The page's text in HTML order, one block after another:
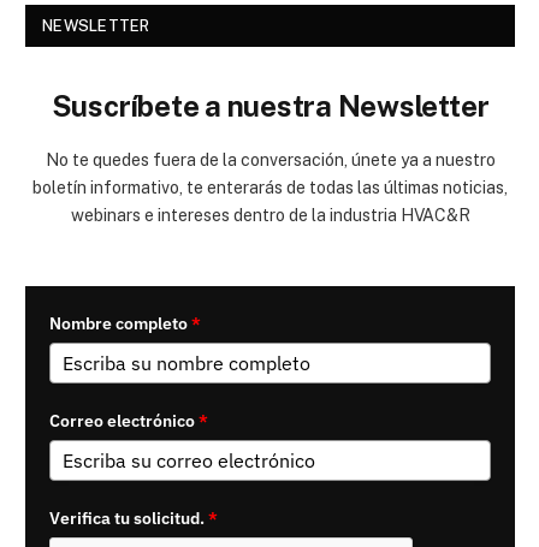
NEWSLETTER
Suscríbete a nuestra Newsletter
No te quedes fuera de la conversación, únete ya a nuestro
boletín informativo, te enterarás de todas las últimas noticias,
webinars e intereses dentro de la industria HVAC&R
Nombre completo*
Correo electrónico*
Verifica tu solicitud.*